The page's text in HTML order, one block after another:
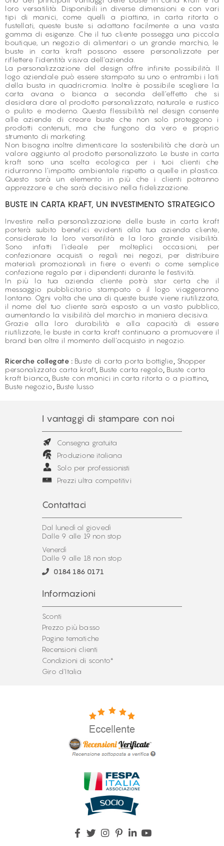
loro versatilità. Disponibili in diverse dimensioni e con vari
tipi di manici, come quelli a piattina, in carta ritorta o
fustellati, queste buste si adattano facilmente a una vasta
gamma di esigenze. Che il tuo cliente possegga una piccola
boutique, un negozio di alimentari o un grande marchio, le
buste in carta kraft possono essere personalizzate per
riflettere l’identità visiva dell’azienda.
La personalizzazione del design offre infinite possibilità. Il
logo aziendale può essere stampato su uno o entrambi i lati
della busta in quadricromia. Inoltre è possibile scegliere la
carta avana o bianca a seconda dell’effetto che si
desidera dare al prodotto personalizzato, naturale e rustico
o pulito e moderno. Questa flessibilità nel design consente
alle aziende di creare buste che non solo proteggono i
prodotti contenuti, ma che fungono da vero e proprio
strumento di marketing.
Non bisogna inoltre dimenticare la sostenibilità che darà un
valore aggiunto al prodotto personalizzato. Le buste in carta
kraft sono una scelta ecologica per i tuoi clienti che
ridurranno l’impatto ambientale rispetto a quelle in plastica.
Questo sarà un elemento in più che i clienti potranno
apprezzare e che sarà decisivo nella fidelizzazione.
BUSTE IN CARTA KRAFT, UN INVESTIMENTO STRATEGICO
Investire nella personalizzazione delle buste in carta kraft
porterà subito benefici evidenti alla tua azienda cliente,
considerate la loro versatilità e la loro grande visibilità.
Sono infatti l’ideale per molteplici occasioni, per
confezionare acquisti o regali nei negozi, per distribuire
materiali promozionali in fiere o eventi o come semplice
confezione regalo per i dipendenti durante le festività.
In più la tua azienda cliente potrà star certa che il
messaggio pubblicitario stampato o il logo viaggeranno
lontano. Ogni volta che una di queste buste viene riutilizzata,
il nome del tuo cliente sarà esposto a un vasto pubblico,
aumentando la visibilità del marchio in maniera decisiva.
Grazie alla loro durabilità e alla capacità di essere
riutilizzate, le buste in carta kraft continuano a promuovere il
brand ben oltre il momento dell’acquisto in negozio.
Ricerche collegate : Buste di carta porta bottiglie Shopper
personalizzata carta kraft Buste carta regalo Buste carta
kraft bianca Buste con manici in carta ritorta o a piattina
Buste negozio Buste lusso
I vantaggi di stampare con noi
Consegna gratuita
Produzione italiana
Solo per professionisti
Prezzi ultra competitivi
Contattaci
Dal lunedì al giovedì
Dalle 9 alle 19 non stop
Venerdì
Dalle 9 alle 18 non stop
0184 186 0171
Informazioni
Sconti
Prezzo più basso
Pagine tematiche
Recensioni clienti
Condizioni di sconto*
Giro d'Italia